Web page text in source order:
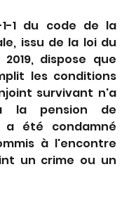
1-1 du code de la
issu de la loi du
dispose que
les conditions
survivant n'a
la pension de
a été condamné
à l'encontre
un crime ou un